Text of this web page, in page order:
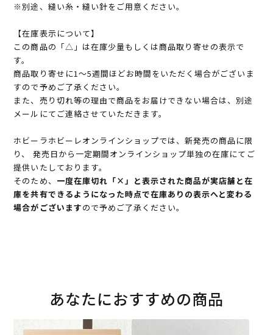
※別途、縫い糸・縫い針をご用意ください。
【在庫表示について】
この商品の「△」は在庫少量もしくは商品取り寄せの表示で
す。
商品取り寄せに1～5週間ほどお時間をいただく場合がございま
すので予めご了承ください。
また、売り切れ等の理由で商品をお届けできない場合は、別途
メールにてご連絡させていただきます。
ホビーラホビーレオンラインショップでは、新発売の商品に限
り、 発売日から一定期間オンラインショップ単独の在庫にてご
提供いたしております。
そのため、 一度在庫切れ「×」と表示された商品が実店舗と在
庫を共有できるようになった時点で在庫ありの表示へと変わる
場合がございますので予めご了承ください。
あなたにおすすめの商品